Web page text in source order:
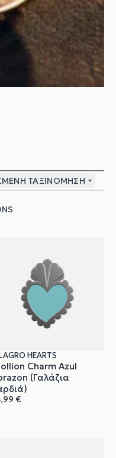
ΤΑΞΙΝΌΜΗΣΗ
HEARTS
Charm Azul
(Γαλάζια
€